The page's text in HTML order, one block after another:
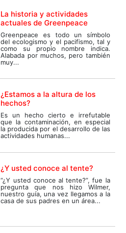
La historia y actividades
actuales de Greenpeace
Greenpeace es todo un símbolo
del ecologismo y el pacifismo, tal y
como su propio nombre indica.
Alabada por muchos, pero también
muy...
¿Estamos a la altura de los
hechos?
Es un hecho cierto e irrefutable
que la contaminación, en especial
la producida por el desarrollo de las
actividades humanas...
¿Y usted conoce al tente?
“¿Y usted conoce al tente?”, fue la
pregunta que nos hizo Wilmer,
nuestro guía, una vez llegamos a la
casa de sus padres en un área...